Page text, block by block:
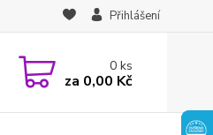
Přihlášení
0ks
za 0,00 Kč